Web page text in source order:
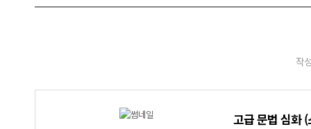
작
고급 문법 심화